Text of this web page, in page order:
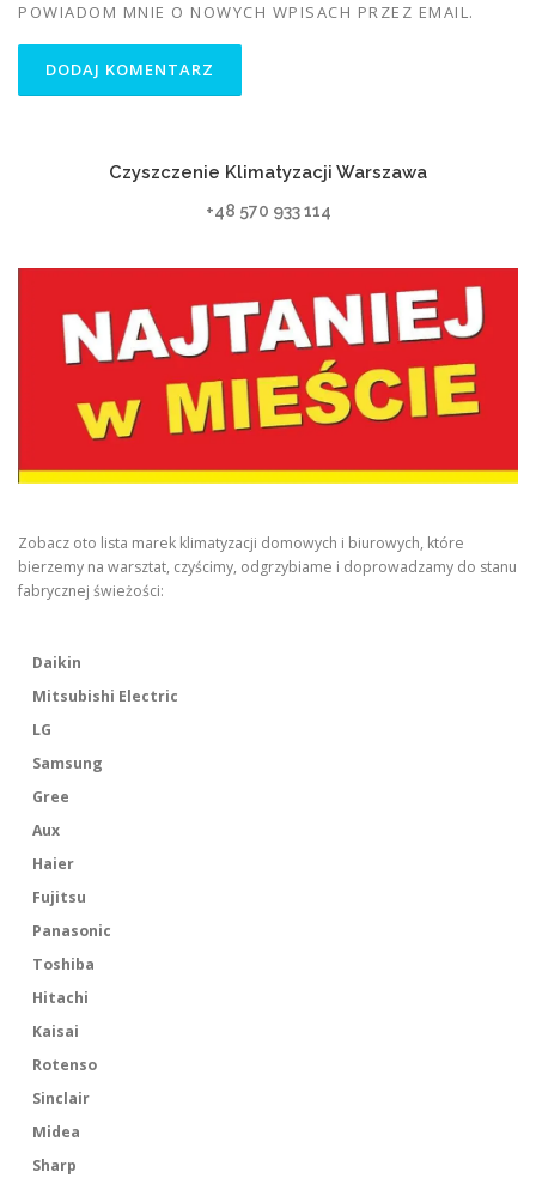
POWIADOM MNIE O NOWYCH WPISACH PRZEZ EMAIL.
Czyszczenie Klimatyzacji Warszawa
+48 570 933 114
Zobacz oto lista marek klimatyzacji domowych i biurowych, które
bierzemy na warsztat, czyścimy, odgrzybiame i doprowadzamy do stanu
fabrycznej świeżości:
Daikin
Mitsubishi Electric
LG
Samsung
Gree
Aux
Haier
Fujitsu
Panasonic
Toshiba
Hitachi
Kaisai
Rotenso
Sinclair
Midea
Sharp